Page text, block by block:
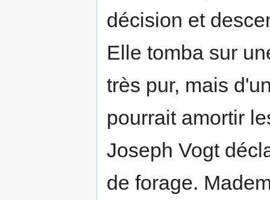
décision et
Elle tomba sur
très pur, mais
pourrait amortir
Joseph Vogt
de forage.